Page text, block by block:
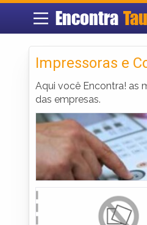
Encontra
Impressoras e
Aqui você Encontra! as
das empresas.